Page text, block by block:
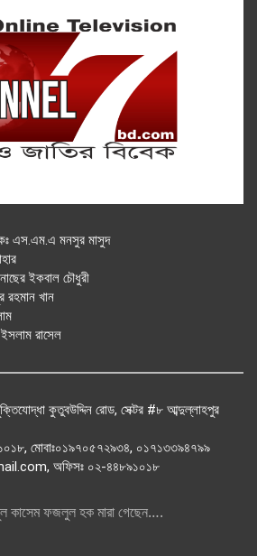
এস.এম.এ মনসুর মাসুদ
ইকবাল চৌধুরী
রহমান খান
রাসেল
কুতুবউদ্দিন রোড, সেক্টর #৮ আব্দুল্লাহপুর
মোবাঃ০১৯৭০৫৭২৯৩৪, ০১৭১৩৩৯৪৭৯৯
অফিসঃ ০২-৪৪৮৯১০১৮
কাসেম ফজলুল হক মারা গেছেন….